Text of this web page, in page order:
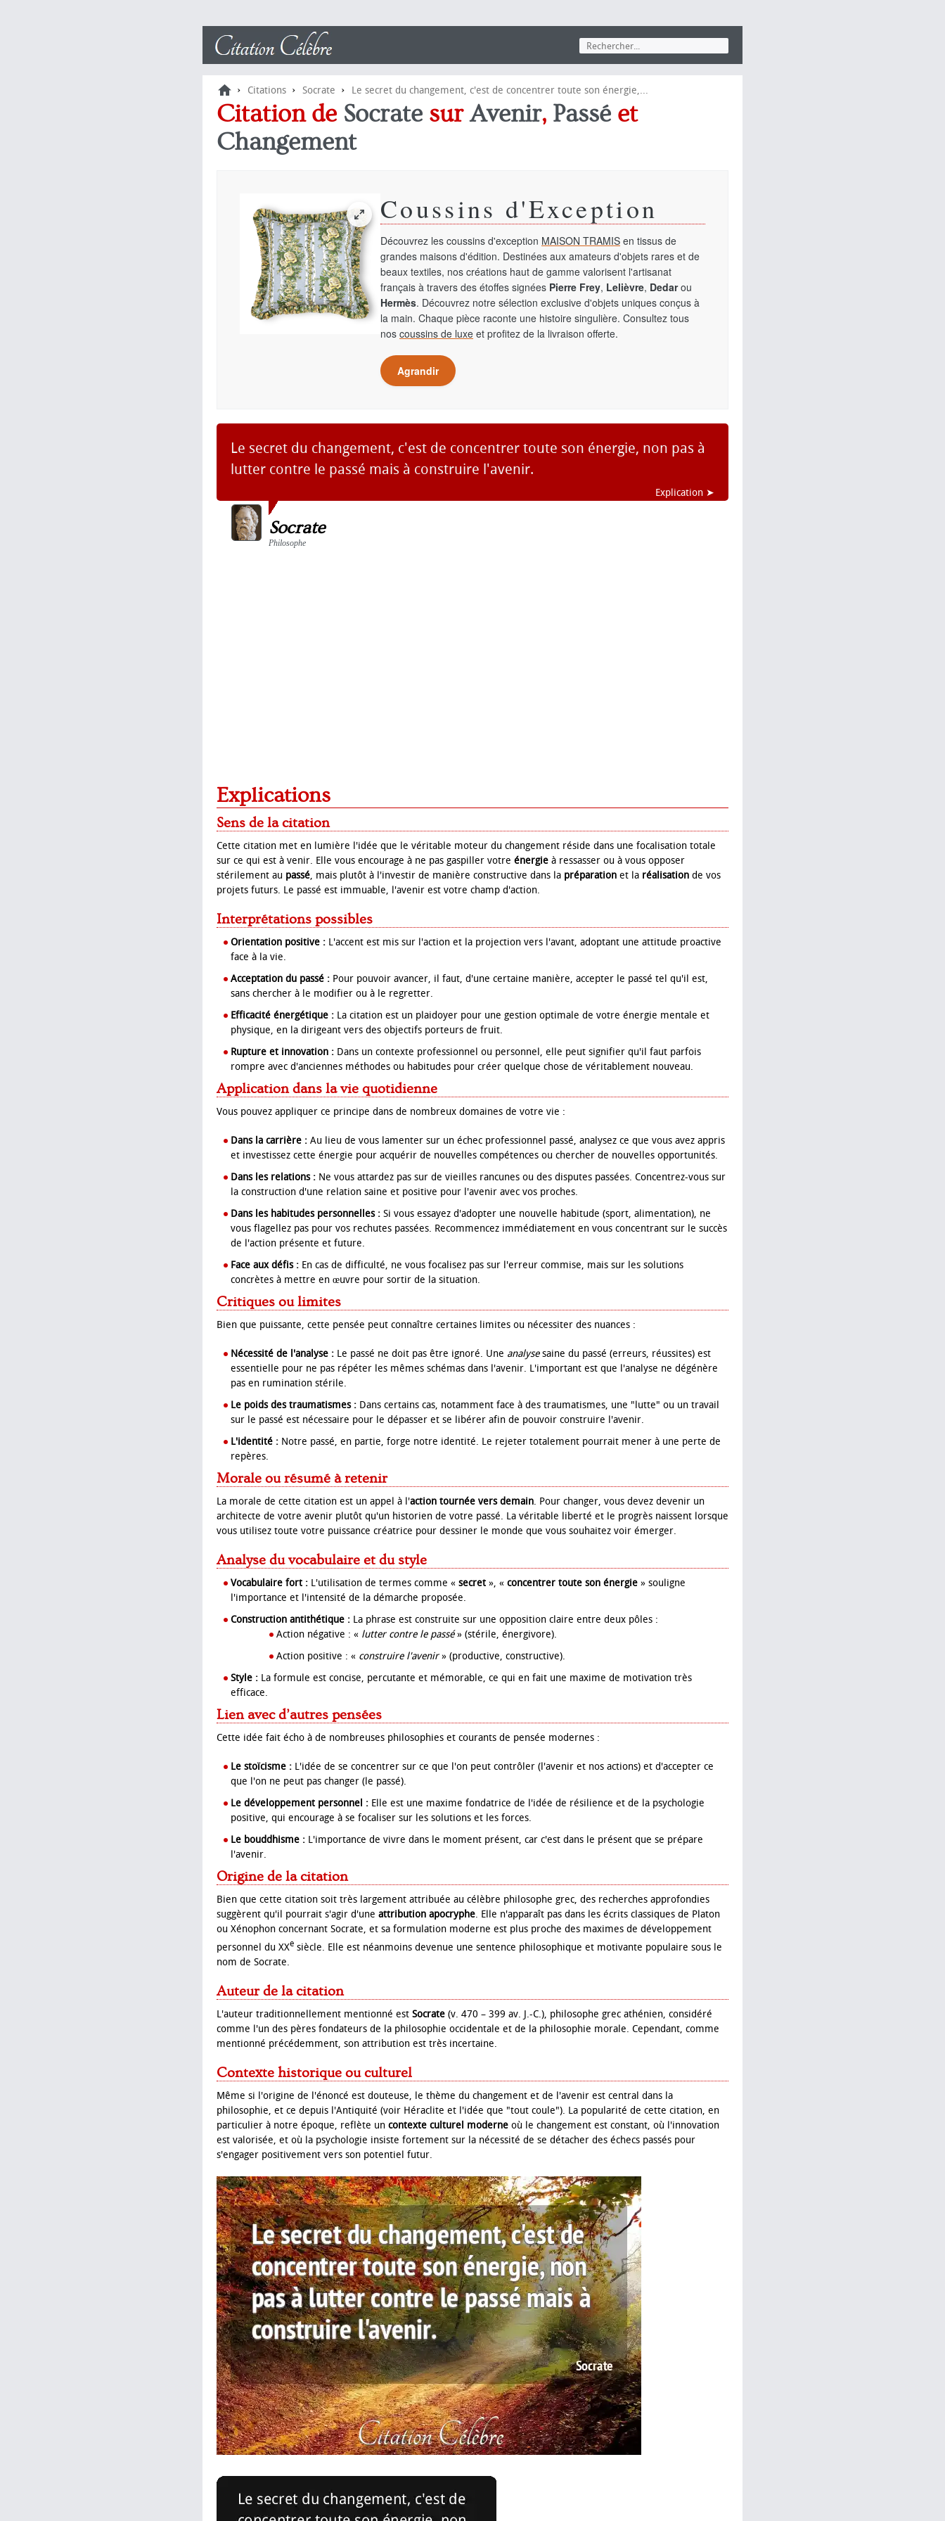
› Citations › Socrate › Le secret du changement, c'est de concentrer toute son énergie,...
Citation de Socrate surAvenir, Passé et
Changement
Coussins d'Exception
Découvrez les coussins d'exception MAISON TRAMIS en tissus de
grandes maisons d'édition. Destinées aux amateurs d'objets rares et de
beaux textiles, nos créations haut de gamme valorisent l'artisanat
français à travers des étoffes signées Pierre Frey, Lelièvre, Dedarou
Hermès. Découvrez notre sélection exclusive d'objets uniques conçus à
la main. Chaque pièce raconte une histoire singulière. Consultez tous
nos coussins de luxe et profitez de la livraison offerte.
Agrandir
Le secret du changement, c'est de concentrer toute son énergie, non pas à
lutter contre le passé mais à construire l'avenir.
Explication ➤
Socrate
Philosophe
Explications
Sens de la citation
Cette citation met en lumière l'idée que le véritable moteur du changement réside dans une focalisation totale
sur ce qui est à venir. Elle vous encourage à ne pas gaspiller votre énergie à ressasser ou à vous opposer
stérilement au passé, mais plutôt à l'investir de manière constructive dans la préparation et la réalisation de vos
projets futurs. Le passé est immuable, l'avenir est votre champ d'action.
Interprétations possibles
Orientation positive : L'accent est mis sur l'action et la projection vers l'avant, adoptant une attitude proactive
face à la vie.
Acceptation du passé : Pour pouvoir avancer, il faut, d'une certaine manière, accepter le passé tel qu'il est,
sans chercher à le modifier ou à le regretter.
Efficacité énergétique : La citation est un plaidoyer pour une gestion optimale de votre énergie mentale et
physique, en la dirigeant vers des objectifs porteurs de fruit.
Rupture et innovation : Dans un contexte professionnel ou personnel, elle peut signifier qu'il faut parfois
rompre avec d'anciennes méthodes ou habitudes pour créer quelque chose de véritablement nouveau.
Application dans la vie quotidienne
Vous pouvez appliquer ce principe dans de nombreux domaines de votre vie :
Dans la carrière : Au lieu de vous lamenter sur un échec professionnel passé, analysez ce que vous avez appris
et investissez cette énergie pour acquérir de nouvelles compétences ou chercher de nouvelles opportunités.
Dans les relations : Ne vous attardez pas sur de vieilles rancunes ou des disputes passées. Concentrez-vous sur
la construction d'une relation saine et positive pour l'avenir avec vos proches.
Dans les habitudes personnelles : Si vous essayez d'adopter une nouvelle habitude (sport, alimentation), ne
vous flagellez pas pour vos rechutes passées. Recommencez immédiatement en vous concentrant sur le succès
de l'action présente et future.
Face aux défis : En cas de difficulté, ne vous focalisez pas sur l'erreur commise, mais sur les solutions
concrètes à mettre en œuvre pour sortir de la situation.
Critiques ou limites
Bien que puissante, cette pensée peut connaître certaines limites ou nécessiter des nuances :
Nécessité de l'analyse : Le passé ne doit pas être ignoré. Une analysesaine du passé (erreurs, réussites) est
essentielle pour ne pas répéter les mêmes schémas dans l'avenir. L'important est que l'analyse ne dégénère
pas en rumination stérile.
Le poids des traumatismes : Dans certains cas, notamment face à des traumatismes, une "lutte" ou un travail
sur le passé est nécessaire pour le dépasser et se libérer afin de pouvoir construire l'avenir.
L'identité : Notre passé, en partie, forge notre identité. Le rejeter totalement pourrait mener à une perte de
repères.
Morale ou résumé à retenir
La morale de cette citation est un appel à l'action tournée vers demain. Pour changer, vous devez devenir un
architecte de votre avenir plutôt qu'un historien de votre passé. La véritable liberté et le progrès naissent lorsque
vous utilisez toute votre puissance créatrice pour dessiner le monde que vous souhaitez voir émerger.
Analyse du vocabulaire et du style
Vocabulaire fort : L'utilisation de termes comme « secret », « concentrer toute son énergie » souligne
l'importance et l'intensité de la démarche proposée.
Construction antithétique : La phrase est construite sur une opposition claire entre deux pôles :
Action négative : « lutter contre le passé» (stérile, énergivore).
Action positive : « construire l'avenir» (productive, constructive).
Style : La formule est concise, percutante et mémorable, ce qui en fait une maxime de motivation très
efficace.
Lien avec d’autres pensées
Cette idée fait écho à de nombreuses philosophies et courants de pensée modernes :
Le stoïcisme : L'idée de se concentrer sur ce que l'on peut contrôler (l'avenir et nos actions) et d'accepter ce
que l'on ne peut pas changer (le passé).
Le développement personnel : Elle est une maxime fondatrice de l'idée de résilience et de la psychologie
positive, qui encourage à se focaliser sur les solutions et les forces.
Le bouddhisme : L'importance de vivre dans le moment présent, car c'est dans le présent que se prépare
l'avenir.
Origine de la citation
Bien que cette citation soit très largement attribuée au célèbre philosophe grec, des recherches approfondies
suggèrent qu'il pourrait s'agir d'une attribution apocryphe. Elle n'apparaît pas dans les écrits classiques de Platon
ou Xénophon concernant Socrate, et sa formulation moderne est plus proche des maximes de développement
personnel du XXe siècle. Elle est néanmoins devenue une sentence philosophique et motivante populaire sous le
nom de Socrate.
Auteur de la citation
L'auteur traditionnellement mentionné est Socrate (v. 470 – 399 av. J.-C.), philosophe grec athénien, considéré
comme l'un des pères fondateurs de la philosophie occidentale et de la philosophie morale. Cependant, comme
mentionné précédemment, son attribution est très incertaine.
Contexte historique ou culturel
Même si l'origine de l'énoncé est douteuse, le thème du changement et de l'avenir est central dans la
philosophie, et ce depuis l'Antiquité (voir Héraclite et l'idée que "tout coule"). La popularité de cette citation, en
particulier à notre époque, reflète un contexte culturel moderne où le changement est constant, où l'innovation
est valorisée, et où la psychologie insiste fortement sur la nécessité de se détacher des échecs passés pour
s'engager positivement vers son potentiel futur.